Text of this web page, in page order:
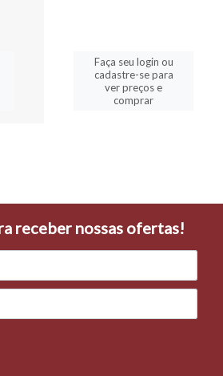
Faça seu login ou
cadastre-se para
ver preços e
comprar
receber nossas ofertas!